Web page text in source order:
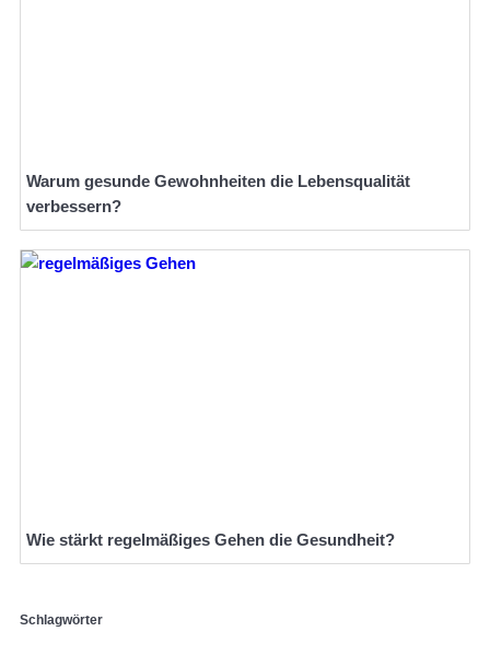
Warum gesunde Gewohnheiten die Lebensqualität
verbessern?
Wie stärkt regelmäßiges Gehen die Gesundheit?
Schlagwörter